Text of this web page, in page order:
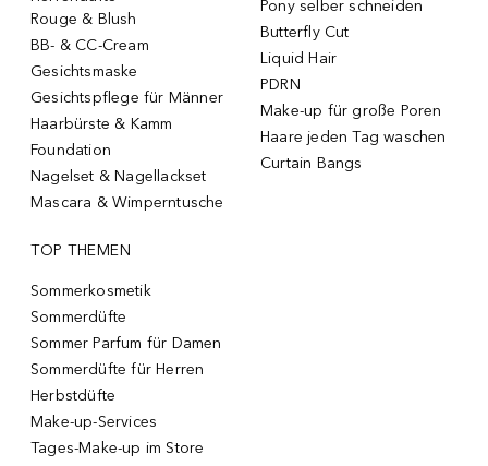
Rouge & Blush
BB- & CC-Cream
Gesichtsmaske
Gesichtspflege für Männer
Haarbürste & Kamm
Foundation
Nagelset & Nagellackset
Mascara & Wimperntusche
Pony selber schneiden
Butterfly Cut
Liquid Hair
PDRN
Make-up für große Poren
Haare jeden Tag waschen
Curtain Bangs
TOP THEMEN
Sommerkosmetik
Sommerdüfte
Sommer Parfum für Damen
Sommerdüfte für Herren
Herbstdüfte
Make-up-Services
Tages-Make-up im Store